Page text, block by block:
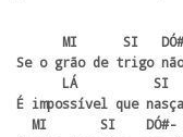
Se o grão de trigo
É impossível que